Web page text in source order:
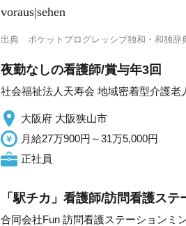
voraus|sehen
出典 ポケットプログレッシブ独和・和独辞
夜勤なしの看護師/賞与年3回
社会福祉法人天寿会 地域密着型介護老
大阪府 大阪狭山市
月給27万900円～31万5,000円
正社員
「駅チカ」看護師/訪問看護ステ
合同会社Fun 訪問看護ステーションミ